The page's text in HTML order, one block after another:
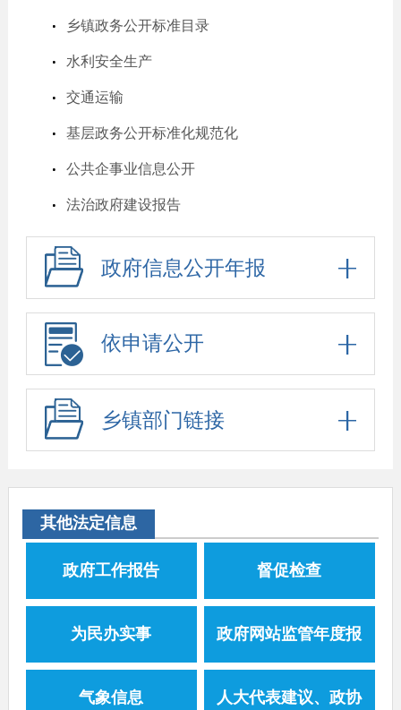
乡镇政务公开标准目录
水利安全生产
交通运输
基层政务公开标准化规范化
公共企事业信息公开
法治政府建设报告
政府信息公开年报
依申请公开
乡镇部门链接
其他法定信息
政府工作报告 督促检查
为民办实事 政府网站监管年度报
表
气象信息 人大代表建议、政协